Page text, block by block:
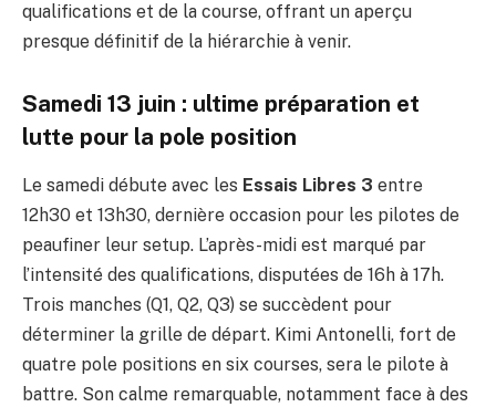
qualifications et de la course, offrant un aperçu
presque définitif de la hiérarchie à venir.
Samedi 13 juin : ultime préparation et
lutte pour la pole position
Le samedi débute avec les Essais Libres 3 entre
12h30 et 13h30, dernière occasion pour les pilotes de
peaufiner leur setup. L’après-midi est marqué par
l’intensité des qualifications, disputées de 16h à 17h.
Trois manches (Q1, Q2, Q3) se succèdent pour
déterminer la grille de départ. Kimi Antonelli, fort de
quatre pole positions en six courses, sera le pilote à
battre. Son calme remarquable, notamment face à des